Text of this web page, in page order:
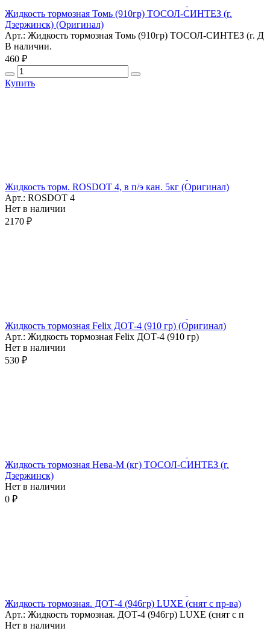
Жидкость тормозная Томь (910гр) ТОСОЛ-СИНТЕЗ (г.
Дзержинск) (Оригинал)
Арт.: Жидкость тормозная Томь (910гр) ТОСОЛ-СИНТЕЗ (г. Д
В наличии.
460 ₽
Купить
Жидкость торм. ROSDOT 4, в п/э кан. 5кг (Оригинал)
Арт.: ROSDOT 4
Нет в наличии
2170 ₽
Жидкость тормозная Felix ДОТ-4 (910 гр) (Оригинал)
Арт.: Жидкость тормозная Felix ДОТ-4 (910 гр)
Нет в наличии
530 ₽
Жидкость тормозная Нева-М (кг) ТОСОЛ-СИНТЕЗ (г.
Дзержинск)
Нет в наличии
0 ₽
Жидкость тормозная. ДОТ-4 (946гр) LUXE (снят с пр-ва)
Арт.: Жидкость тормозная. ДОТ-4 (946гр) LUXE (снят с п
Нет в наличии